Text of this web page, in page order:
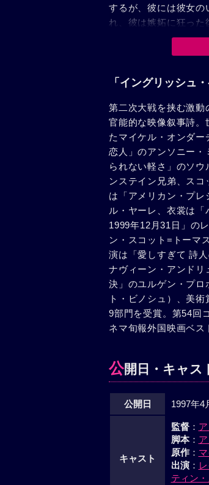
するが、彼には彼女の
れ、彼は嫉妬に狂っ
ビールの“泳ぐ人の洞
た…。ハナと患者の前
（ユルゲン・プロホ
ン・アンドリュース）
芽生える。やがて迎
は悲しみを分かち合
ルマシーがスパイだと
殺したんだぞ」とい
ルマシーもろとも自
突進させるが失敗。ジ
窟に運ぶと「必ず戻っ
どり着いた町で彼はス
いたい一心で、地図
に遅く、彼女は息絶え
スを目指して砂漠を飛
れたのだった…。話を
がて、アルマシーの
刻み込まれた。
「イングリッシュ
第二次大戦を挟む激動
官能的な映像叙事詩。
たマイケル・オンダ
恋人」のアンソニー・
られない軽さ」のソ
ンステイン兄弟、ス
は「アメリカン・プ
ル・ヤーレ、衣裳は
1999年12月31日」の
ン・スコット=トーマ
演は「愛しすぎて 詩
ナヴィーン・アンド
決」のユルゲン・プロ
ト・ビノシュ）、美
9部門を受賞。第54回
ネマ旬報外国映画ベス
公開日・キャス
公開日 1997年4
キャスト
監督：
脚本：
原作：
出演：
ティン